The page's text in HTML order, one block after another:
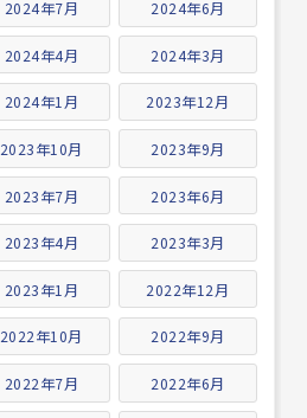
2024年7月 2024年6月
2024年4月 2024年3月
2024年1月 2023年12月
2023年10月 2023年9月
2023年7月 2023年6月
2023年4月 2023年3月
2023年1月 2022年12月
2022年10月 2022年9月
2022年7月 2022年6月